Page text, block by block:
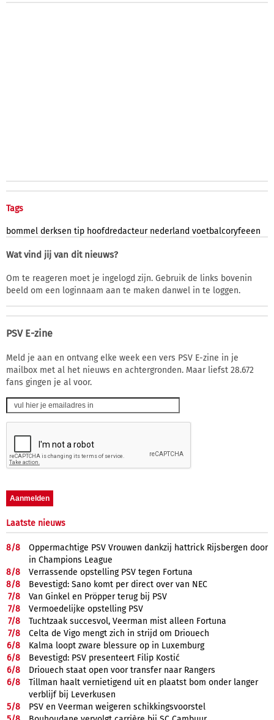
Tags
bommel derksen tip hoofdredacteur nederland voetbalcoryfeeen
Wat vind jij van dit nieuws?
Om te reageren moet je ingelogd zijn. Gebruik de links bovenin
beeld om een loginnaam aan te maken danwel in te loggen.
PSV E-zine
Meld je aan en ontvang elke week een vers PSV E-zine in je
mailbox met al het nieuws en achtergronden. Maar liefst 28.672
fans gingen je al voor.
Laatste nieuws
8/8
Oppermachtige PSV Vrouwen dankzij hattrick Rijsbergen door
in Champions League
8/8
Verrassende opstelling PSV tegen Fortuna
8/8
Bevestigd: Sano komt per direct over van NEC
7/8
Van Ginkel en Pröpper terug bij PSV
7/8
Vermoedelijke opstelling PSV
7/8
Tuchtzaak succesvol, Veerman mist alleen Fortuna
7/8
Celta de Vigo mengt zich in strijd om Driouech
6/8
Kalma loopt zware blessure op in Luxemburg
6/8
Bevestigd: PSV presenteert Filip Kostić
6/8
Driouech staat open voor transfer naar Rangers
6/8
Tillman haalt vernietigend uit en plaatst bom onder langer
verblijf bij Leverkusen
5/8
PSV en Veerman weigeren schikkingsvoorstel